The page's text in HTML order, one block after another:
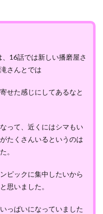
16話では新しい播磨屋さ
さんとでは
せた感じにしてあるなと
って、近くにはシマもい
たくさんいるというのは
。
ピックに集中したいから
思いました。
っぱいになっていました